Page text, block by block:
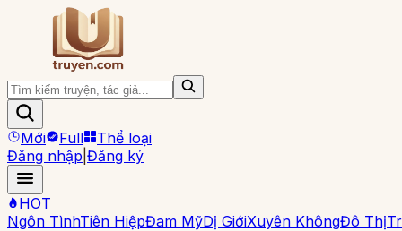
Mới Full
Thể loại
Đăng nhập Đăng ký
HOT
Ngôn TìnhTiên HiệpĐam MỹDị GiớiXuyên KhôngĐô Thị